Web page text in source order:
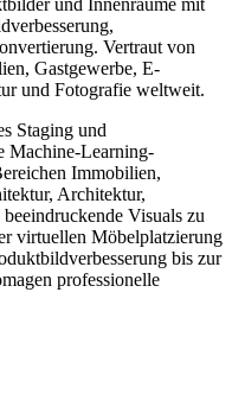
Vertraut von
Gastgewerbe, E-
und Fotografie weltweit.
Staging und
Machine-Learning-
Immobilien,
Architektur,
Visuals zu
virtuellen Möbelplatzierung
bis zur
professionelle